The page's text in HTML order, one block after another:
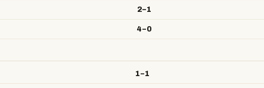
2–1
4–0
1–1